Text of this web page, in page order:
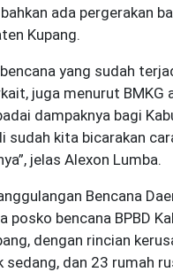
ada pergerakan
Kupang.
yang sudah
juga menurut BMKG
dampaknya bagi
sudah kita bicarakan
jelas Alexon Lumba.
Bencana
bencana BPBD
dengan rincian
dan 23 rumah